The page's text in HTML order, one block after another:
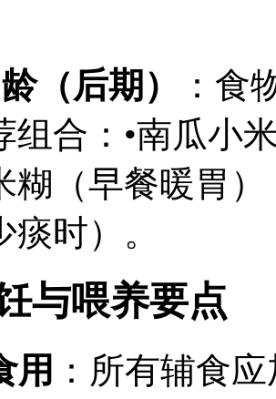
（后期）
：食
组合：•南瓜小
糊（早餐暖胃
时）。
与喂养要点
用 ：所有辅食